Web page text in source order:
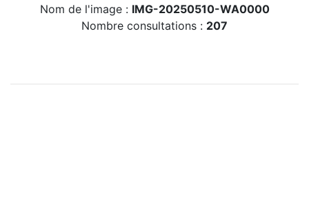
Nom de l'image : IMG-20250510-WA0000
Nombre consultations : 207